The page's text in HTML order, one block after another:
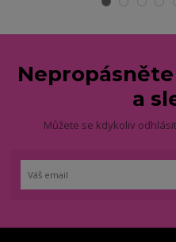
a
Můžete se kdykoliv